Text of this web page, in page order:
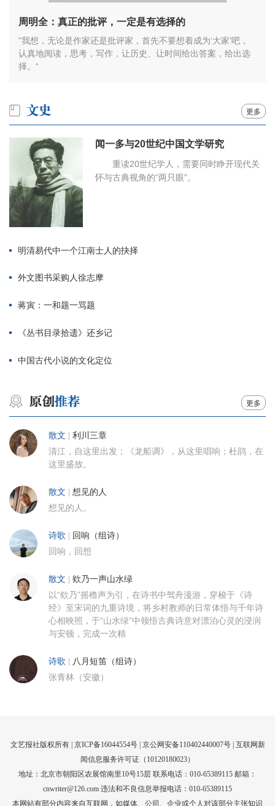
周明全：真正的批评，一定是有选择的
”我想，无论是作家还是批评家，首先不要想着成为‘大家’吧，
认真地阅读，思考，写作，让历史、让时间给出答案，给出选
择。“
更多
闻一多与20世纪中国文学研究
重读20世纪学人，需要同时睁开现代关
怀与古典视角的“两只眼”。
明清易代中一个江南士人的抉择
外文图书采购人徐志摩
蒋寅：一和题一骂题
《丛书目录拾遗》还乡记
中国古代小说的文化定位
更多
散文 利川三章
清江，自这里出发；《龙船调》，从这里唱响；杜鹃，在
这里盛放。
散文 想见的人
想见的人。
诗歌 回响（组诗）
回响，回想
散文 欸乃一声山水绿
以“欸乃”摇橹声为引，在诗书中驾舟漫游，穿梭于《诗
经》至宋词的九重诗境，将乡村教师的日常体悟与千年诗
心相映照，于“山水绿”中领悟古典诗意对漂泊心灵的浸润
与安顿，完成一次精
诗歌 八月短笛（组诗）
张青林（安徽）
文艺报社版权所有 | 京ICP备16044554号| 京公网安备110402440007号 | 互联网新
闻信息服务许可证（10120180023）
地址：北京市朝阳区农展馆南里10号15层 联系电话：010-65389115 邮箱：
cnwriter@126.com 违法和不良信息举报电话：010-65389115
本网站有部分内容来自互联网，如媒体、公司、企业或个人对该部分主张知识